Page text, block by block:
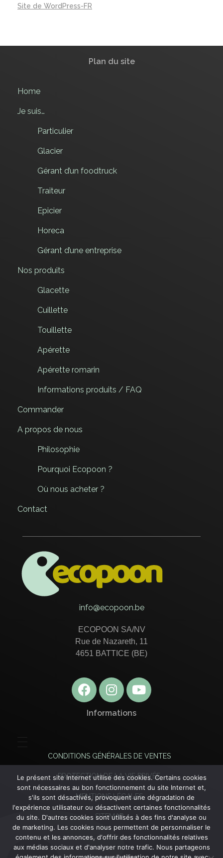
Site de WordPress-FR
Plan du site
Home
Je suis…
Particulier
Glacier
Gérant d’un foodtruck
Traiteur
Epicier
Horeca
Gérant d’une entreprise
Nos produits
Glacette
Cuillette
Touillette
Apérette
Apérette romarin
Informations produits / FAQ
Commander
A propos de nous
Philosophie
Pourquoi Ecopoon ?
Où nous acheter ?
Contact
info@ecopoon.be
ECOPOON SA/NV
Rue de Nazareth, 11
4651 BATTICE (BE)
Informations
CONDITIONS GÉNÉRALES DE VENTES
PROTECTION DE LA VIE PRIVÉE
MENTIONS LÉGALES
SITEMAP
Le présent site Internet utilise des cookies. Certains cookies
sont nécessaires au bon fonctionnement du site Internet et,
s'ils sont désactivés, provoquent une dégradation de
l'expérience utilisateur ou désactivent certaines fonctionnalités
du site. D'autres cookies sont utilisés à des fins d'analyse ou
de marketing. Les cookies nous permettent de personnaliser le
contenu et les annonces, d'offrir des fonctionnalités relatives
aux médias sociaux et d'analyser notre trafic. Nous partageons